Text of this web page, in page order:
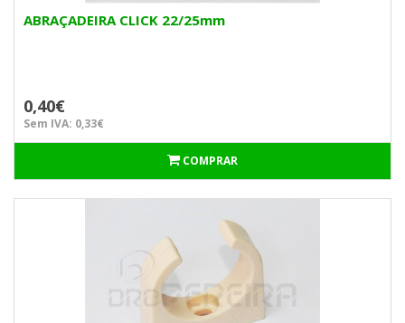
ABRAÇADEIRA CLICK 22/25mm
0,40€
Sem IVA: 0,33€
COMPRAR